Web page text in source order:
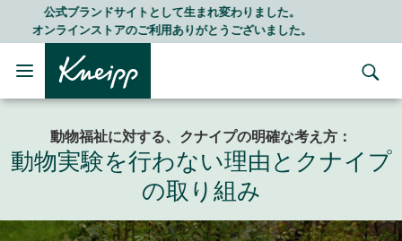
Skip to main content
Skip to footer contentLINE公式アカウントはこちら＞＞
随時最新情報をお届けします
動物福祉に対する、クナイプの明確な考え方：
動物実験を行わない理由とクナイプ
の取り組み